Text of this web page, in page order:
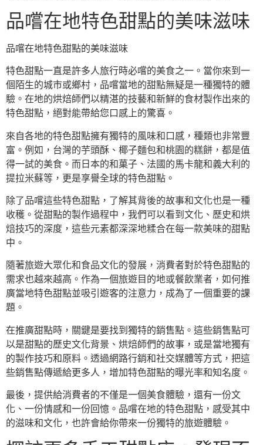
品嚐在地特色甜點的美味滋味
品嚐在地特色甜點的美味滋味
特色甜點一直是許多人旅行時必嚐的美食之一。當你來到一
個陌生的城市或鄉村，品嚐當地的甜點無疑是一種獨特的體
驗。在地的烘焙師們以精湛的技藝和新鮮的食材製作出來的
特色甜點，絕對能帶給您口感上的驚喜。
來自各地的特色甜點擁有獨特的風味和口感，種類也非常豐
富。例如，台灣的芋頭酥、椰子麵包和桃園的糕餅，都是值
得一試的美食。而日本的和菓子、法國的馬卡龍和義大利的
提拉米蘇等，更是享譽全球的特色甜點。
除了品嚐這些特色甜點，了解其背後的故事和文化也是一種
收穫。從甜點的製作過程中，我們可以看到文化、歷史和烘
焙技巧的深度，這些元素都深深地糅合在每一款美味的甜點
中。
隨著旅遊大眾化和食品文化的發展，消費者對於特色甜點的
需求也越來越高。作為一個旅遊目的地或餐飲業者，如何推
廣當地特色甜點並吸引遊客的注意力，成為了一個重要的課
題。
在推廣甜點時，關鍵是要找到獨特的銷售點。這些銷售點可
以是甜點的歷史文化背景、烘焙師們的故事，或是當地獨有
的製作技巧和原料。透過網路行銷和社交媒體等方式，把這
些銷售點傳遞給更多人，增加特色甜點的曝光率和知名度。
最後，提供給消費者的不僅是一個美食體驗，還有一份文
化、一份情感和一份回憶。品嚐在地的特色甜點，感受其中
的滋味和文化，也許會給你帶來一份獨特的旅遊體驗。